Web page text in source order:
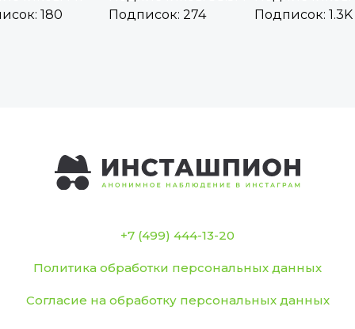
180
Подписок: 274
Подписок: 1.3K
+7 (499) 444-13-20
Политика обработки персональных данных
Согласие на обработку персональных данных